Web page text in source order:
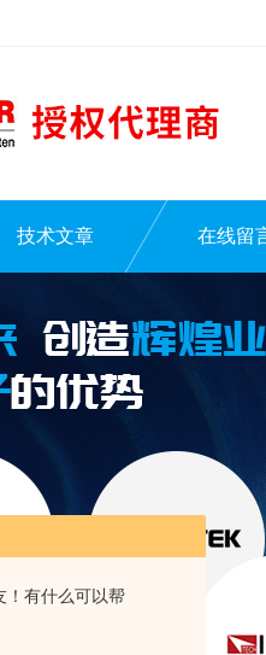
！有什么可以帮
技术文章 在线留